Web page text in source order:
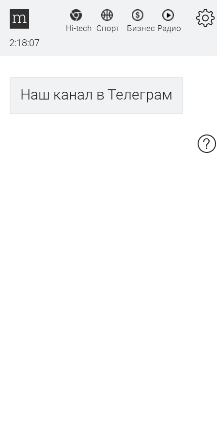
2:18:07
Hi-tech Спорт Бизнес Радио
Наш канал в Телеграм